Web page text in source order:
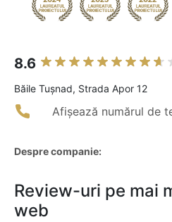
8.6
Băile Tuşnad, Strada Apor 12
Afișează numărul de
Despre companie:
Review-uri pe mai
web